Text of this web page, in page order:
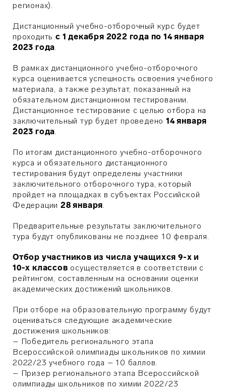
регионах).
Дистанционный учебно-отборочный курс будет
проходитьс 1 декабря 2022 года по 14 января
2023 года.
В рамках дистанционного учебно-отборочного
курса оценивается успешность освоения учебного
материала, а также результат, показанный на
обязательном дистанционном тестировании.
Дистанционное тестирование с целью отбора на
заключительный тур будет проведено 14 января
2023 года.
По итогам дистанционного учебно-отборочного
курса и обязательного дистанционного
тестирования будут определены участники
заключительного отборочного тура, который
пройдет на площадках в субъектах Российской
Федерации28 января.
Предварительные результаты заключительного
тура будут опубликованы не позднее 10 февраля.
Отбор участников из числа учащихся 9-х и
10-х классов осуществляется в соответствии с
рейтингом, составленным на основании оценки
академических достижений школьников.
При отборе на образовательную программу будут
оцениваться следующие академические
достижения школьников:
– Победитель регионального этапа
Всероссийской олимпиады школьников по химии
2022/23 учебного года – 10 баллов.
– Призер регионального этапа Всероссийской
олимпиады школьников по химии 2022/23